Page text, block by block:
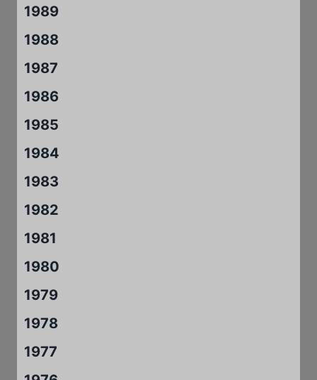
1989
1988
1987
1986
1985
1984
1983
1982
1981
1980
1979
1978
1977